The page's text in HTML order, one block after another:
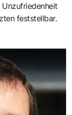
feststellbar.